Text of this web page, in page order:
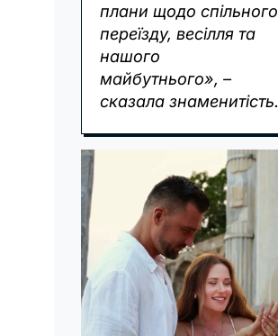
плани щодо спільного
переїзду, весілля та
нашого
майбутнього», –
сказала знаменитість.